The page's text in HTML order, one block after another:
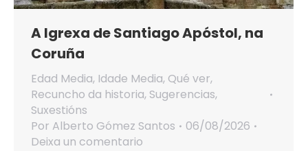
A Igrexa de Santiago Apóstol, na
Coruña
Edad Media, Idade Media, Qué ver,
Recuncho da historia, Sugerencias,
Suxestións
Por Alberto Gómez Santos
06/08/2026
Deixa un comentario